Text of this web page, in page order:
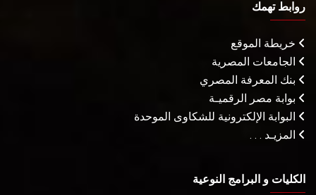
روابط تهمك
خريطة الموقع
الجامعات المصرية
بنك المعرفة المصري
بوابة مصر الرقميـة
البوابة الإلكترونية للشكاوى الموحدة
المزيـد . . .
الكليات و البرامج النوعية